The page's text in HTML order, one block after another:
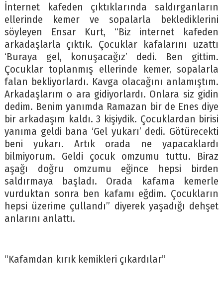
İnternet kafeden çıktıklarında saldırganların
ellerinde kemer ve sopalarla beklediklerini
söyleyen Ensar Kurt, “Biz internet kafeden
arkadaşlarla çıktık. Çocuklar kafalarını uzattı
‘Buraya gel, konuşacağız’ dedi. Ben gittim.
Çocuklar toplanmış ellerinde kemer, sopalarla
falan bekliyorlardı. Kavga olacağını anlamıştım.
Arkadaşlarım o ara gidiyorlardı. Onlara siz gidin
dedim. Benim yanımda Ramazan bir de Enes diye
bir arkadaşım kaldı. 3 kişiydik. Çocuklardan birisi
yanıma geldi bana ‘Gel yukarı’ dedi. Götürecekti
beni yukarı. Artık orada ne yapacaklardı
bilmiyorum. Geldi çocuk omzumu tuttu. Biraz
aşağı doğru omzumu eğince hepsi birden
saldırmaya başladı. Orada kafama kemerle
vurduktan sonra ben kafamı eğdim. Çocukların
hepsi üzerime çullandı” diyerek yaşadığı dehşet
anlarını anlattı.
“Kafamdan kırık kemikleri çıkardılar”